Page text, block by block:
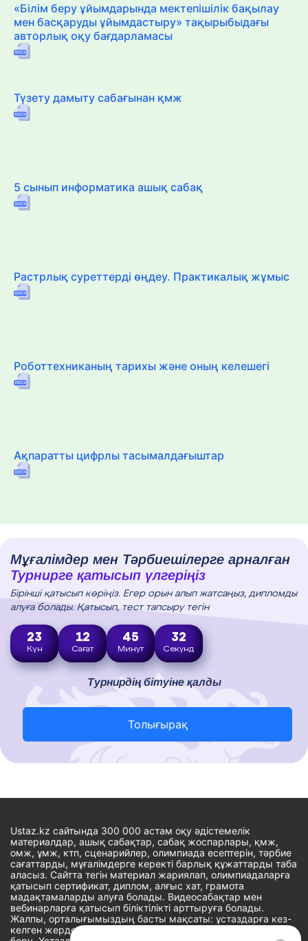
«Білім беру ұйымдарында мектепішілік бақылау
мен басқаруды ұйымдастыру» тақырыбыдағы
авторлық оқу бағдарламасы
Түзету дамыту сабағынан қмж
5 сынып информатика ашық сабақ
Растрлық суреттерді өңдеу. Практикалық жұмыс
Роботтехниканың тарихы және оның келешегі
Ақпаратты цифрлы тасымалдағыштар
Мұғалімдер мен Тәрбиешілерге арналған
Турнирге қатысып үлгеріңіз
Бірінші қатысып көріңіз. Егер орын алып жатсаңыз, дипломды
алуға болады. Қатысып, тест тапсыру тегін
23
Күн
12
Сағат
45
Минут
31
Секунд
Турнирдің бітуіне қалды
Толығырақ
Ustaz.kz сайтында 300 000 астам оқу әдістемелік
материалдар, ашық сабақтар, сабақ жоспарлары, қмж,
омж, ұмж, ктп, сценарийлер, олимпиада есептерін, тәрбие
сағаттарды, мұғалімдерге керекті барлық құжаттарды таба
аласыз. Сайтта тегін материал жариялап, олимпиадаларға
қатысып сертификат, диплом, алғыс хат, грамота
мадақтамаларды алуға болады. Видеосабақтар мен
вебинарларға қатысып біліктілікті арттыруға болады.
Жалпы, орталығымыздың басты мақсаты: ұстаздарға кез-
келген жерде, кез-келген уақытта білім алуына мүмкіндік